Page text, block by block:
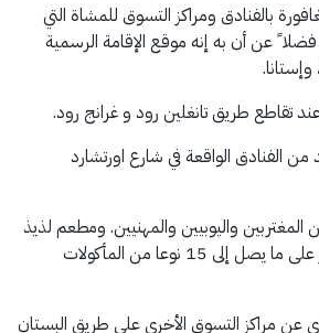
بالفنادق ومراكز التسوق للمشاة التي
عن أن به إنه موقع الإقامة الرسمية
تقاطع طريق تانغلين رود و غرانج رود.
الفنادق الواقعة في شارع اورتشارد
واليوبيين والمهنيين. ومطعم لذيذ
الطعام حيث يمكن العثور على ما يصل إلى 15 نوعا من المأكولات
عن مراكز التسوق الأخرى على طريق البستان